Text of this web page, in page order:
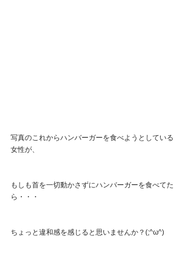
写真のこれからハンバーガーを食べようとしている
女性が、
もしも首を一切動かさずにハンバーガーを食べてた
ら・・・
ちょっと違和感を感じると思いませんか？(;^ω^)